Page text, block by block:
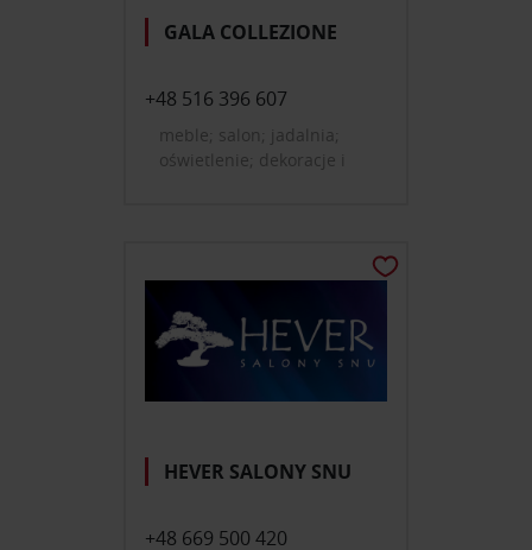
GALA COLLEZIONE
+48 516 396 607
meble; salon; jadalnia;
oświetlenie; dekoracje i
HEVER SALONY SNU
+48 669 500 420